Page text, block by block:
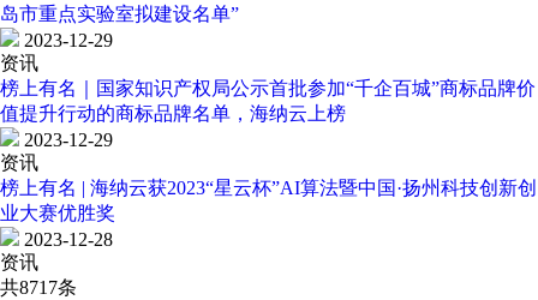
岛市重点实验室拟建设名单”
2023-12-29
资讯
榜上有名｜国家知识产权局公示首批参加“千企百城”商标品牌价
值提升行动的商标品牌名单，海纳云上榜
2023-12-29
资讯
榜上有名 | 海纳云获2023“星云杯”AI算法暨中国·扬州科技创新创
业大赛优胜奖
2023-12-28
资讯
共8717条